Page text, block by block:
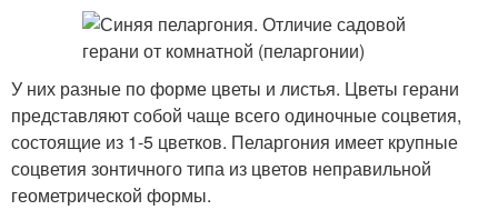
У них разные по форме цветы и листья. Цветы герани
представляют собой чаще всего одиночные соцветия,
состоящие из 1-5 цветков. Пеларгония имеет крупные
соцветия зонтичного типа из цветов неправильной
геометрической формы.